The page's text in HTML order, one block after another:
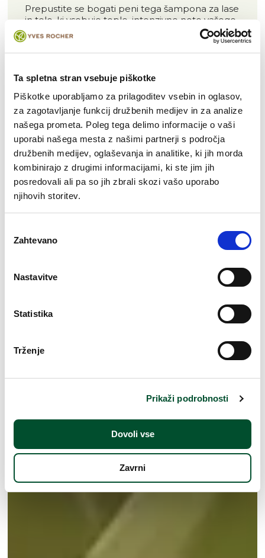
Ta spletna stran vsebuje piškotke
Piškotke uporabljamo za prilagoditev vsebin in oglasov,
za zagotavljanje funkcij družbenih medijev in za analize
našega prometa. Poleg tega delimo informacije o vaši
uporabi našega mesta z našimi partnerji s področja
družbenih medijev, oglaševanja in analitike, ki jih morda
kombinirajo z drugimi informacijami, ki ste jim jih
posredovali ali pa so jih zbrali skozi vašo uporabo
njihovih storitev.
soglasja
Zahtevano
Nastavitve
Statistika
Trženje
Prikaži podrobnosti
Dovoli vse
Zavrni
Prepustite se bogati peni tega šampona za lase
in telo, ki vsebuje tople, intenzivne note vašege
Hoggar toaletne vode.
Ocene strank
Bodi prvi, ki napiše oceno